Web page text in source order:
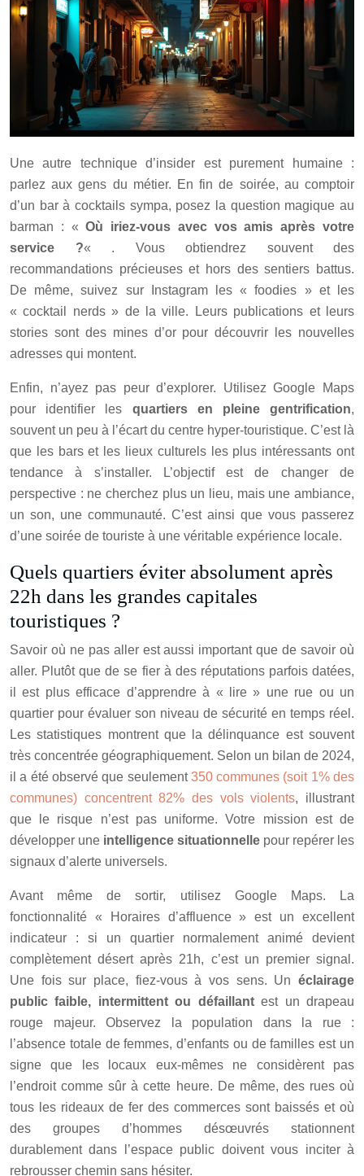
Une autre technique d’insider est purement humaine :
parlez aux gens du métier. En fin de soirée, au comptoir
d’un bar à cocktails sympa, posez la question magique au
barman : «Où iriez-vous avec vos amis après votre
service ?« . Vous obtiendrez souvent des
recommandations précieuses et hors des sentiers battus.
De même, suivez sur Instagram les « foodies » et les
« cocktail nerds » de la ville. Leurs publications et leurs
stories sont des mines d’or pour découvrir les nouvelles
adresses qui montent.
Enfin, n’ayez pas peur d’explorer. Utilisez Google Maps
pour identifier les quartiers en pleine gentrification,
souvent un peu à l’écart du centre hyper-touristique. C’est là
que les bars et les lieux culturels les plus intéressants ont
tendance à s’installer. L’objectif est de changer de
perspective : ne cherchez plus un lieu, mais une ambiance,
un son, une communauté. C’est ainsi que vous passerez
d’une soirée de touriste à une véritable expérience locale.
Quels quartiers éviter absolument après
22h dans les grandes capitales
touristiques ?
Savoir où ne pas aller est aussi important que de savoir où
aller. Plutôt que de se fier à des réputations parfois datées,
il est plus efficace d’apprendre à « lire » une rue ou un
quartier pour évaluer son niveau de sécurité en temps réel.
Les statistiques montrent que la délinquance est souvent
très concentrée géographiquement. Selon un bilan de 2024,
il a été observé que seulement350 communes (soit 1% des
communes) concentrent 82% des vols violents, illustrant
que le risque n’est pas uniforme. Votre mission est de
développer une intelligence situationnelle pour repérer les
signaux d’alerte universels.
Avant même de sortir, utilisez Google Maps. La
fonctionnalité « Horaires d’affluence » est un excellent
indicateur : si un quartier normalement animé devient
complètement désert après 21h, c’est un premier signal.
Une fois sur place, fiez-vous à vos sens. Un éclairage
public faible, intermittent ou défaillantest un drapeau
rouge majeur. Observez la population dans la rue :
l’absence totale de femmes, d’enfants ou de familles est un
signe que les locaux eux-mêmes ne considèrent pas
l’endroit comme sûr à cette heure. De même, des rues où
tous les rideaux de fer des commerces sont baissés et où
des groupes d’hommes désœuvrés stationnent
durablement dans l’espace public doivent vous inciter à
rebrousser chemin sans hésiter.